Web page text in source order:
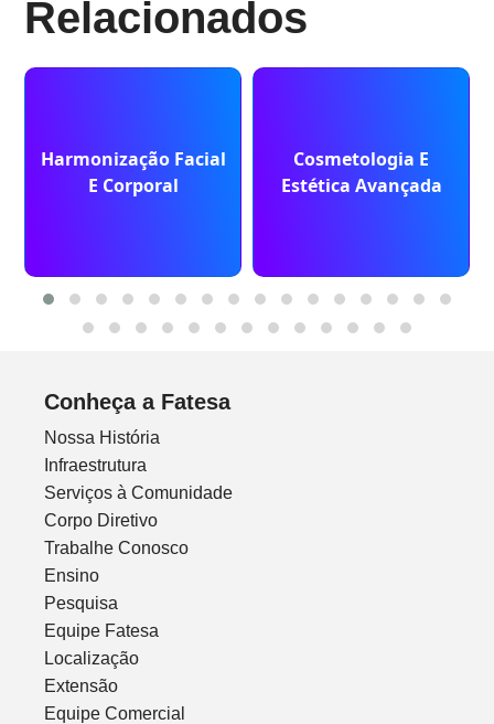
Relacionados
Harmonização Facial
E Corporal
Cosmetologia E
Estética Avançada
Conheça a Fatesa
Nossa História
Infraestrutura
Serviços à Comunidade
Corpo Diretivo
Trabalhe Conosco
Ensino
Pesquisa
Equipe Fatesa
Localização
Extensão
Equipe Comercial